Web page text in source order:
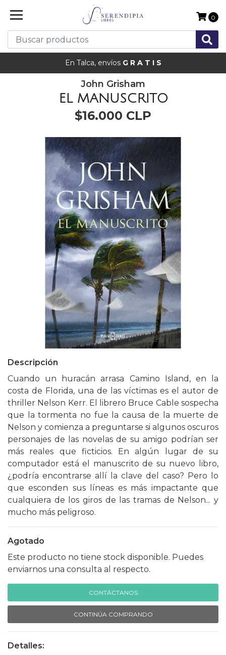
En Talca, envíos G R A T I S
0
John Grisham
EL MANUSCRITO
$16.000 CLP
Descripción
Cuando un huracán arrasa Camino Island, en la
costa de Florida, una de las víctimas es el autor de
thriller Nelson Kerr. El librero Bruce Cable sospecha
que la tormenta no fue la causa de la muerte de
Nelson y comienza a preguntarse si algunos oscuros
personajes de las novelas de su amigo podrían ser
más reales que ficticios. En algún lugar de su
computador está el manuscrito de su nuevo libro,
¿podría encontrarse allí la clave del caso? Pero lo
que esconden sus líneas es más impactante que
cualquiera de los giros de las tramas de Nelson... y
mucho más peligroso.
Agotado
Este producto no tiene stock disponible. Puedes
enviarnos una consulta al respecto.
CONTÁCTANOS
CONTINÚA COMPRANDO
Detalles: